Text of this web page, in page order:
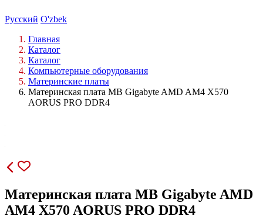
Русский O'zbek
Главная
Каталог
Каталог
Компьютерные оборудования
Материнские платы
Материнская плата MB Gigabyte AMD AM4 X570
AORUS PRO DDR4
Материнская плата MB Gigabyte AMD
AM4 X570 AORUS PRO DDR4